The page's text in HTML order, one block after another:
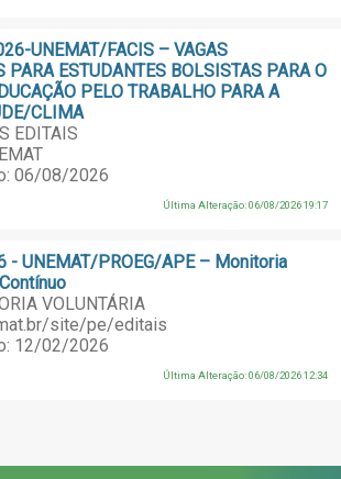
UNEMAT/FACIS – VAGAS
PARA ESTUDANTES BOLSISTAS PARA O
PELO TRABALHO PARA A
CLIMA
EDITAIS
06/08/2026
Última Alteração: 06/08/2026 19:17
- UNEMAT/PROEG/APE – Monitoria
VOLUNTÁRIA
site/pe/editais
12/02/2026
Última Alteração: 06/08/2026 12:34